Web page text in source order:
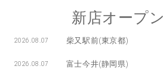
新店オープ
2026.08.07 柴又駅前(東京都)
2026.08.07 富士今井(静岡県)